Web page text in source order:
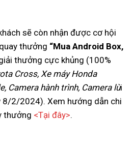
sẽ còn nhận được cơ hội
thưởng “Mua Android Box,
thưởng cực khủng (100%
Cross, Xe máy Honda
Camera hành trình, Camera lùi
8/2/2024). Xem hướng dẫn chi
thưởng <Tại đây>.